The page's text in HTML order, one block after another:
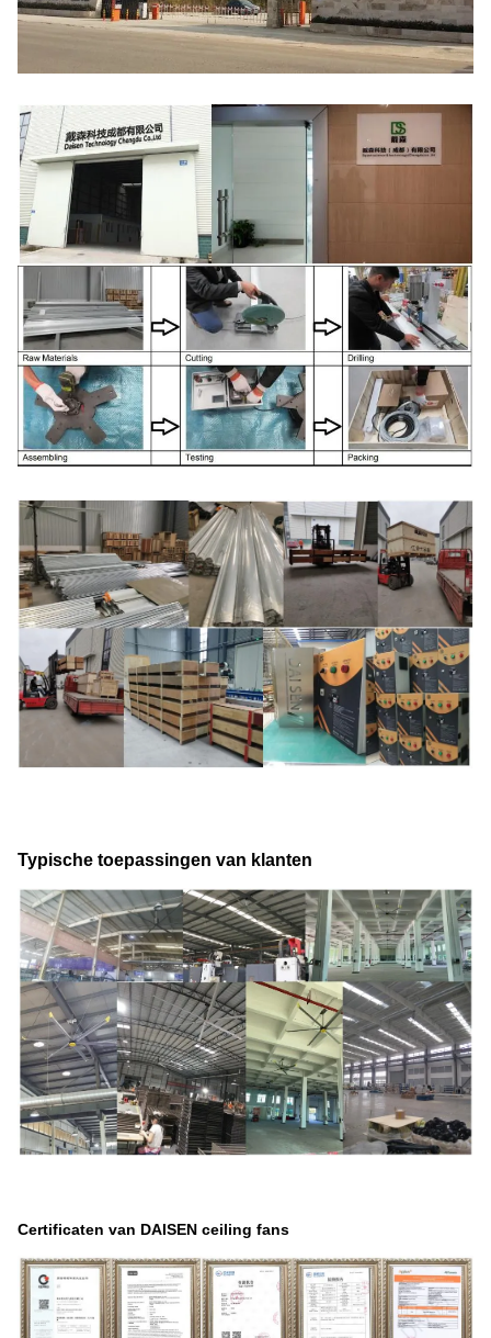
Typische toepassingen van klanten
Certificaten van DAISEN ceiling fans